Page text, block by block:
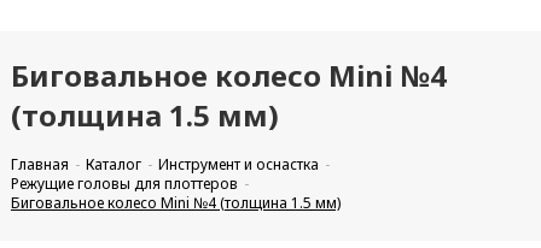
Биговальное колесо Mini №4
(толщина 1.5 мм)
Главная Каталог
Инструмент и оснастка
Режущие головы для плоттеров
Биговальное колесо Mini №4 (толщина 1.5 мм)